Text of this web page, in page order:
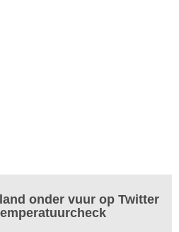
onder vuur op Twitter